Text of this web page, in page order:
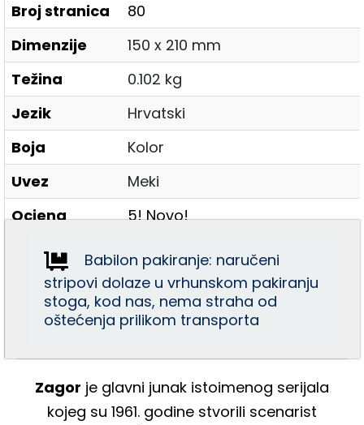
Broj stranica
80
Dimenzije
150 x 210 mm
Težina
0.102 kg
Jezik
Hrvatski
Boja
Kolor
Uvez
Meki
Ocjena
5! Novo!
Babilon pakiranje: naručeni
stripovi dolaze u vrhunskom pakiranju
stoga, kod nas, nema straha od
oštećenja prilikom transporta
Zagor je glavni junak istoimenog serijala
kojeg su 1961. godine stvorili scenarist